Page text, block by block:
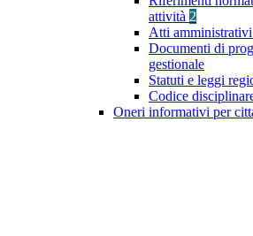
attività 2
Atti
Documenti di
gestionale
Statuti e leggi
Codice
Oneri informativi per